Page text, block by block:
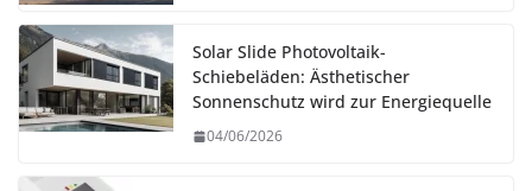
Solar Slide Photovoltaik-
Schiebeläden: Ästhetischer
Sonnenschutz wird zur Energiequelle
04/06/2026